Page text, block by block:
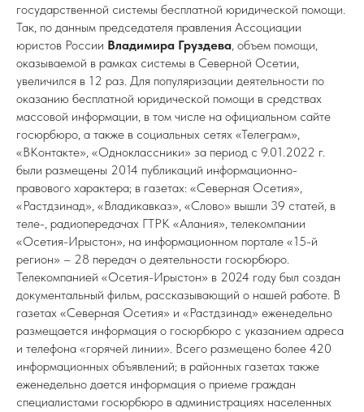
государственной системы бесплатной юридической помощи.
Так, по данным председателя правления Ассоциации
юристов России Владимира Груздева, объем помощи,
оказываемой в рамках системы в Северной Осетии,
увеличился в 12 раз. Для популяризации деятельности по
оказанию бесплатной юридической помощи в средствах
массовой информации, в том числе на официальном сайте
госюрбюро, а также в социальных сетях «Телеграм»,
«ВКонтакте», «Одноклассники» за период с 9.01.2022 г.
были размещены 2014 публикаций информационно-
правового характера; в газетах: «Северная Осетия»,
«Растдзинад», «Владикавказ», «Слово» вышли 39 статей, в
теле-, радиопередачах ГТРК «Алания», телекомпании
«Осетия-Ирыстон», на информационном портале «15-й
регион» – 28 передач о деятельности госюрбюро.
Телекомпанией «Осетия-Ирыстон» в 2024 году был создан
документальный фильм, рассказывающий о нашей работе. В
газетах «Северная Осетия» и «Растдзинад» еженедельно
размещается информация о госюрбюро с указанием адреса
и телефона «горячей линии». Всего размещено более 420
информационных объявлений; в районных газетах также
еженедельно дается информация о приеме граждан
специалистами госюрбюро в администрациях населенных